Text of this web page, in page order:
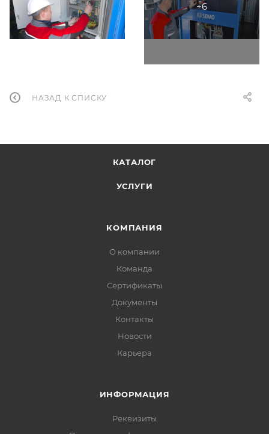
НАЗАД К СПИСКУ
КАТАЛОГ
УСЛУГИ
КОМПАНИЯ
О компании
Команда
Сертификаты
Документы
Контакты
Новости
Карьера
ИНФОРМАЦИЯ
Реквизиты